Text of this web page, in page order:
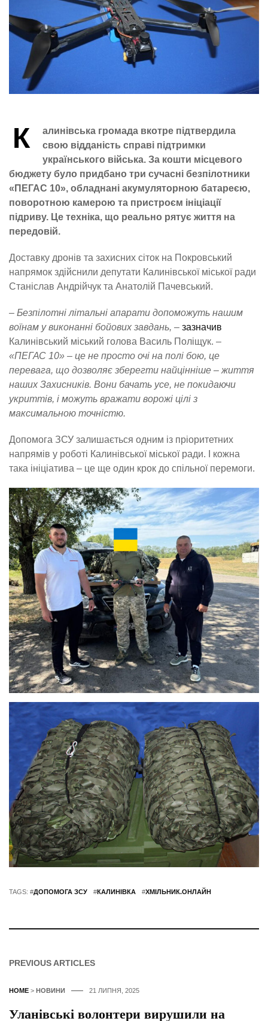
К
алинівська громада вкотре підтвердила
свою відданість справі підтримки
українського війська. За кошти місцевого
бюджету було придбано три сучасні безпілотники
«ПЕГАС 10», обладнані акумуляторною батареєю,
поворотною камерою та пристроєм ініціації
підриву. Це техніка, що реально рятує життя на
передовій.
Доставку дронів та захисних сіток на Покровський
напрямок здійснили депутати Калинівської міської ради
Станіслав Андрійчук та Анатолій Пачевський.
– Безпілотні літальні апарати допоможуть нашим
воїнам у виконанні бойових завдань, – зазначив
Калинівський міський голова Василь Поліщук. –
«ПЕГАС 10» – це не просто очі на полі бою, це
перевага, що дозволяє зберегти найцінніше – життя
наших Захисників. Вони бачать усе, не покидаючи
укриттів, і можуть вражати ворожі цілі з
максимальною точністю.
Допомога ЗСУ залишається одним із пріоритетних
напрямів у роботі Калинівської міської ради. І кожна
така ініціатива – це ще один крок до спільної перемоги.
TAGS: #ДОПОМОГА ЗСУ #КАЛИНІВКА #ХМІЛЬНИК.ОНЛАЙН
PREVIOUS ARTICLES
HOME > НОВИНИ 21 ЛИПНЯ, 2025
Уланівські волонтери вирушили на